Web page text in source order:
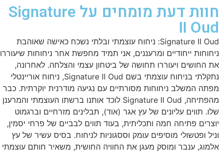
חוות דעת מומחים על Signature
II
Signature II Oud: ניחוח עוצמתי ובלתי נשכח כאישה שאוהבת
ייחודיים ומרעננים, אני תמיד מחפשת אחר ניחוחות שיעוררו
החושים ויעוררו תחושה של ביטחון עצמי והצלחה. לאחרונה,
נתקלתי בניחוח עוצמתי בשם Signature II Oud, ניחוח אוריינטלי
המשלב ניחוחות מסורתיים עם נגיעה מודרנית יוקרתית. כבר
מהפתיחה, Signature II Oud לוכד אותנו ברשתו העוצמתי והמרענן
תווים עליונים של עץ אגר (אוד), תבלינים מזרחיים וברגמוט
פתיחה חמה ותכליתית, בעוד תווים לבביים של פרחי יסמין,
ופטשולי מוסיפים עומק וססגוניות לניחוח. בסיס עשיר של עץ
ענבר ומוסק מעגן את החוויה החושית, משאיר חותם עוצמתי